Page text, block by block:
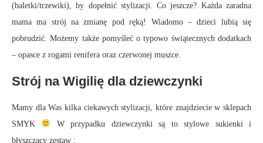
(baletki/trzewiki), by dopełnić stylizacji. Co jeszcze? Każda zaradna
mama ma strój na zmianę pod ręką! Wiadomo – dzieci lubią się
pobrudzić. Możemy także pomyśleć o typowo świątecznych dodatkach
– opasce z rogami renifera oraz czerwonej muszce.
Strój na Wigilię dla dziewczynki
Mamy dla Was kilka ciekawych stylizacji, które znajdziecie w sklepach
SMYK
W przypadku dziewczynki są to stylowe sukienki i
błyszczący zestaw :